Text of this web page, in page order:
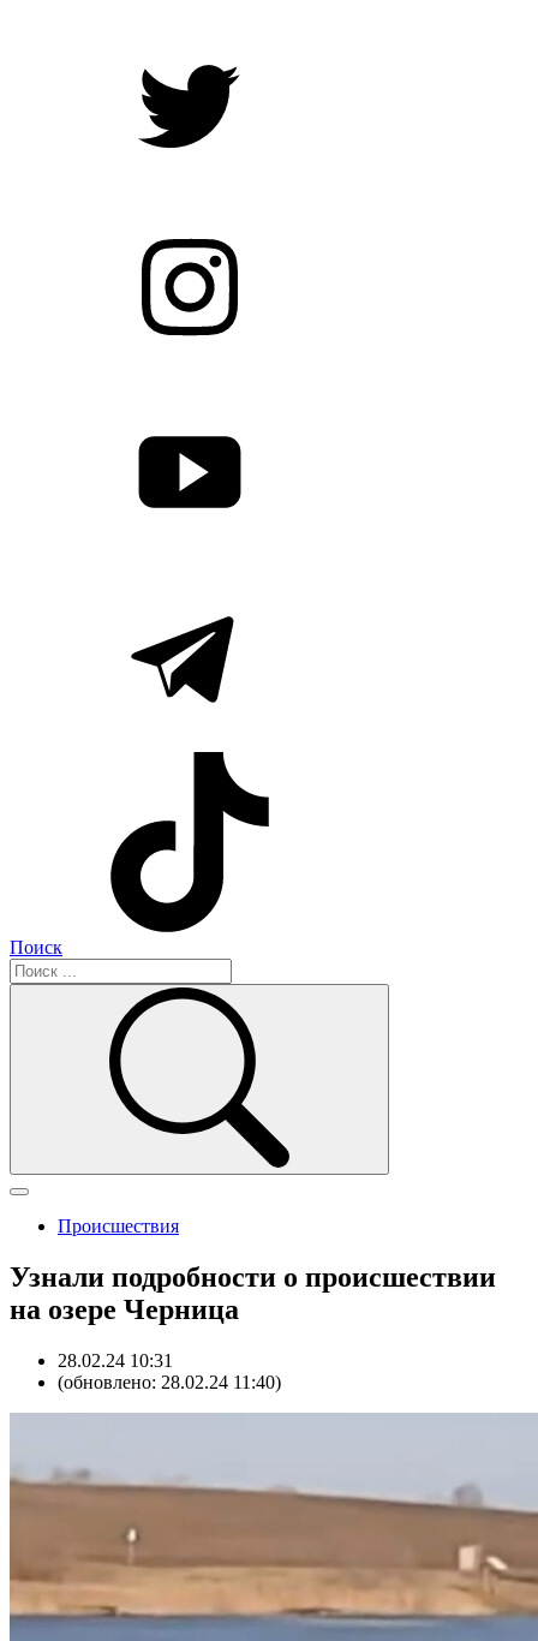
Поиск
Происшествия
Узнали подробности о происшествии
на озере Черница
28.02.24 10:31
(обновлено: 28.02.24 11:40)